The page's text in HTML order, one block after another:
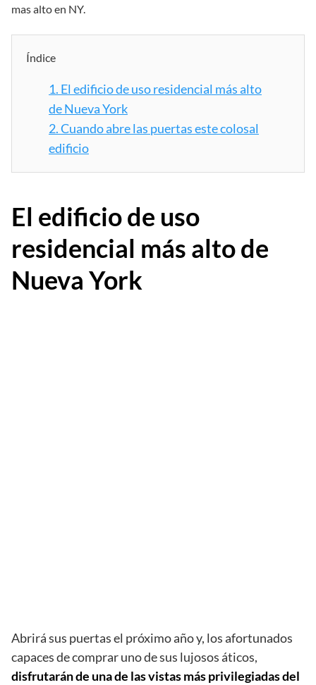
mas alto en NY.
Índice
1. El edificio de uso residencial más alto
de Nueva York
2.Cuando abre las puertas este colosal
edificio
El edificio de uso
residencial más alto de
Nueva York
Abrirá sus puertas el próximo año y, los afortunados
capaces de comprar uno de sus lujosos áticos,
disfrutarán de una de las vistas más privilegiadas del